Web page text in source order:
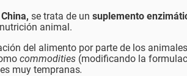
se trata de un suplemento
animal.
del alimento por parte de los
commodities (modificando la
muy tempranas.